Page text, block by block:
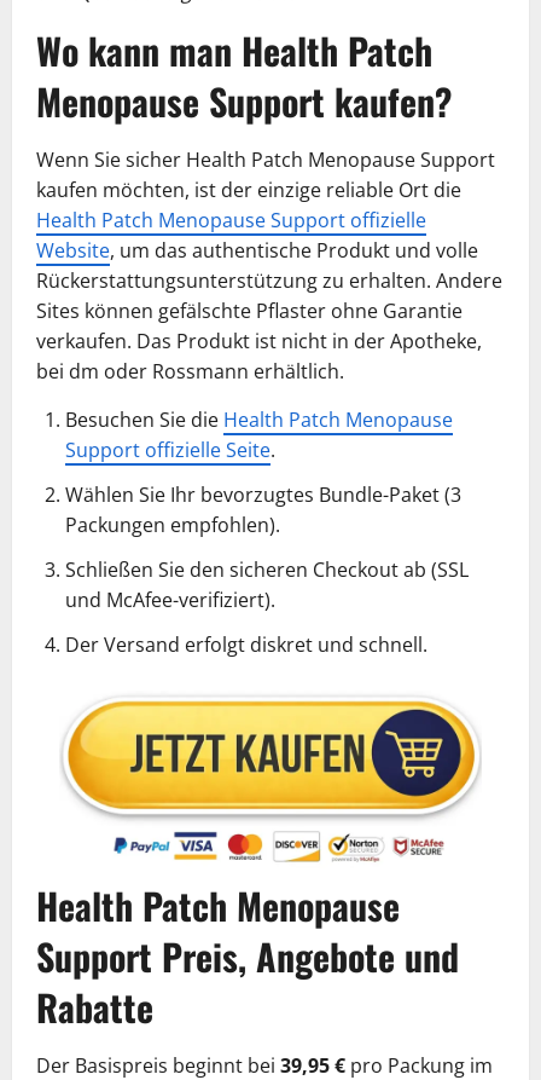
Wo kann man Health Patch
Menopause Support kaufen?
Wenn Sie sicher Health Patch Menopause Support
kaufen möchten, ist der einzige reliable Ort die
Health Patch Menopause Support offizielle
Website, um das authentische Produkt und volle
Rückerstattungsunterstützung zu erhalten. Andere
Sites können gefälschte Pflaster ohne Garantie
verkaufen. Das Produkt ist nicht in der Apotheke,
bei dm oder Rossmann erhältlich.
Besuchen Sie die Health Patch Menopause
Support offizielle Seite.
Wählen Sie Ihr bevorzugtes Bundle-Paket (3
Packungen empfohlen).
Schließen Sie den sicheren Checkout ab (SSL
und McAfee-verifiziert).
Der Versand erfolgt diskret und schnell.
Health Patch Menopause
Support Preis, Angebote und
Rabatte
Der Basispreis beginnt bei 39,95 € pro Packung im